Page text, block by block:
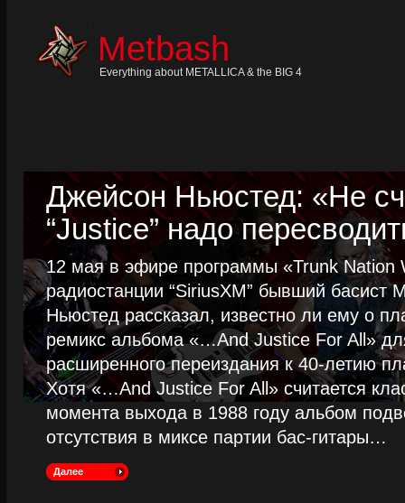
Metbash
Everything about METALLICA & the BIG 4
Джейсон Ньюстед: «Не
“Justice” надо
12 мая в эфире программы «Trunk Nation
радиостанции “SiriusXM” бывший басист
Ньюстед рассказал, известно ли ему о
ремикс альбома «…And Justice For All»
расширенного переиздания к 40-летию
Хотя «…And Justice For All» считается
момента выхода в 1988 году альбом
отсутствия в миксе партии бас-гитары…
Далее